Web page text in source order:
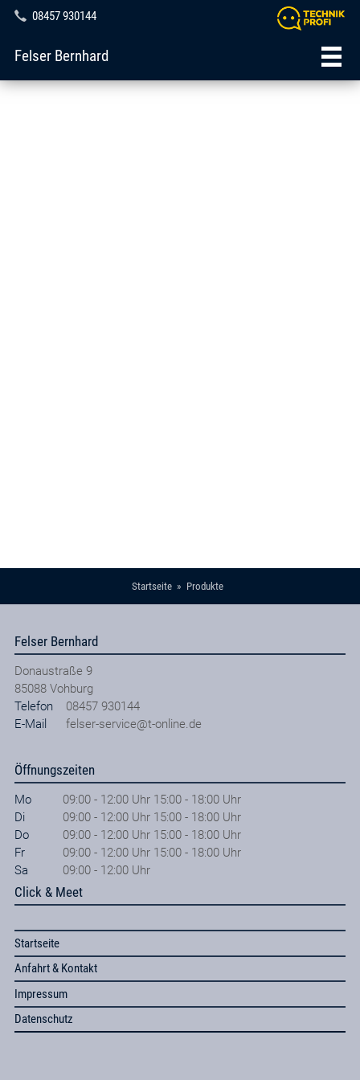
08457 930144
Felser Bernhard
Startseite Produkte
Felser Bernhard
Donaustraße 9
85088 Vohburg
Telefon
08457 930144
E-Mail
felser-service@t-online.de
Öffnungszeiten
Mo
09:00 - 12:00 Uhr 15:00 - 18:00 Uhr
Di
09:00 - 12:00 Uhr 15:00 - 18:00 Uhr
Do
09:00 - 12:00 Uhr 15:00 - 18:00 Uhr
Fr
09:00 - 12:00 Uhr 15:00 - 18:00 Uhr
Sa
09:00 - 12:00 Uhr
Click & Meet
Startseite
Anfahrt & Kontakt
Impressum
Datenschutz